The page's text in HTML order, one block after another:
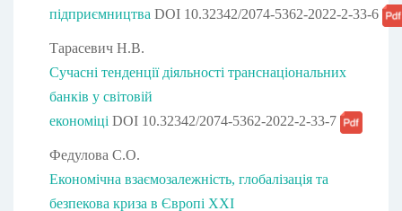
підприємництва DOI 10.32342/2074-5362-2022-2-33-6
Тарасевич Н.В.
Сучасні тенденції діяльності транснаціональних
банків у світовій
економіці DOI 10.32342/2074-5362-2022-2-33-7
Федулова С.О.
Економічна взаємозалежність, глобалізація та
безпекова криза в Європі ХХІ